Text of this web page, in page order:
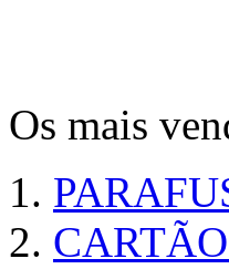
Os mais